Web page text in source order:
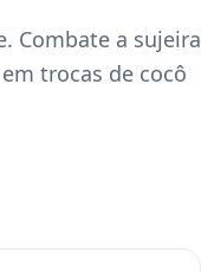
Combate a sujeira
trocas de cocô